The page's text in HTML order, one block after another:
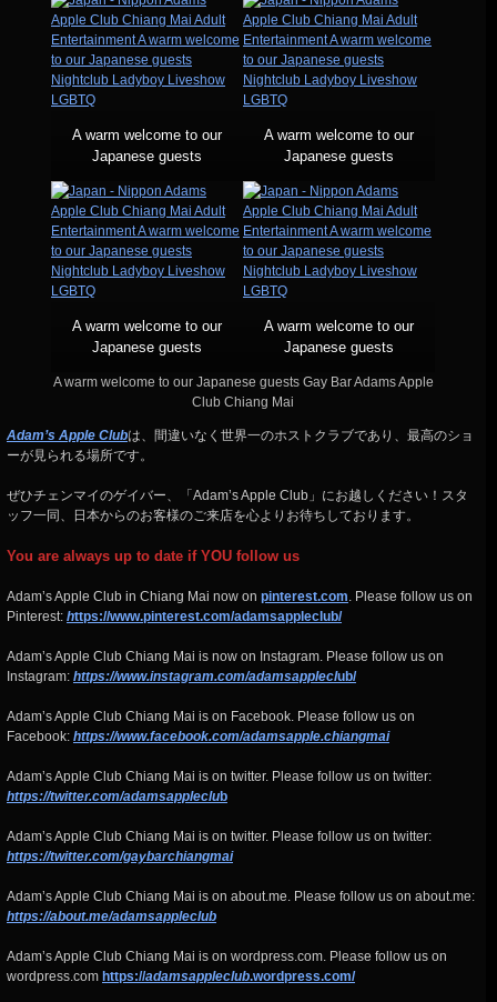
A warm welcome to our
Japanese guests
A warm welcome to our
Japanese guests
A warm welcome to our
Japanese guests
A warm welcome to our
Japanese guests
A warm welcome to our Japanese guests Gay Bar Adams Apple
Club Chiang Mai
Adam’s Apple Clubは、間違いなく世界一のホストクラブであり、最高のショ
ーが見られる場所です。
ぜひチェンマイのゲイバー、「Adam’s Apple Club」にお越しください！スタ
ッフ一同、日本からのお客様のご来店を心よりお待ちしております。
You are always up to date if YOU follow us
Adam’s Apple Club in Chiang Mai now on pinterest.com . Please follow us on
Pinterest: https://www.pinterest.com/adamsappleclub/
Adam’s Apple Club Chiang Mai is now on Instagram. Please follow us on
Instagram: https://www.instagram.com/adamsappleclub/
Adam’s Apple Club Chiang Mai is on Facebook. Please follow us on
Facebook: https://www.facebook.com/adamsapple.chiangmai
Adam’s Apple Club Chiang Mai is on twitter. Please follow us on twitter:
https://twitter.com/adamsappleclub
Adam’s Apple Club Chiang Mai is on twitter. Please follow us on twitter:
https://twitter.com/gaybarchiangmai
Adam’s Apple Club Chiang Mai is on about.me. Please follow us on about.me:
https://about.me/adamsappleclub
Adam’s Apple Club Chiang Mai is on wordpress.com. Please follow us on
wordpress.com https://adamsappleclub.wordpress.com/